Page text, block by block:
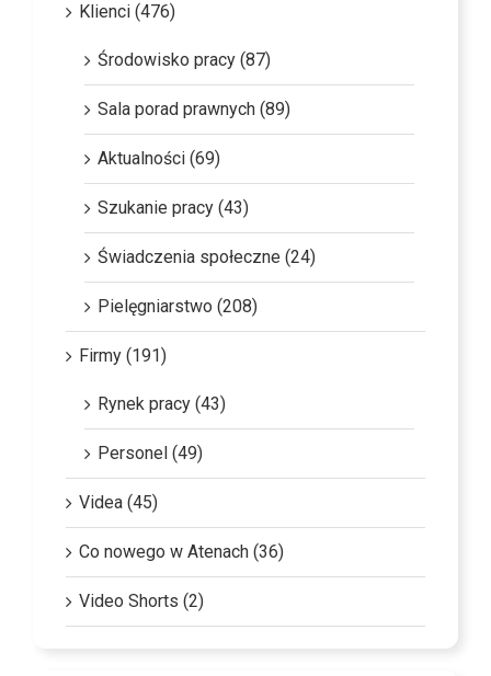
Klienci (476)
Środowisko pracy (87)
Sala porad prawnych (89)
Aktualności (69)
Szukanie pracy (43)
Świadczenia społeczne (24)
Pielęgniarstwo (208)
Firmy (191)
Rynek pracy (43)
Personel (49)
Videa (45)
Co nowego w Atenach (36)
Video Shorts (2)